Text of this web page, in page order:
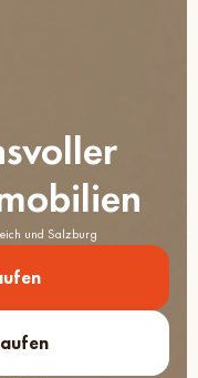
und Salzburg